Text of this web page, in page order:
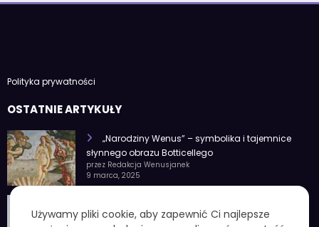
Polityka prywatności
OSTATNIE ARTYKUŁY
„Narodziny Wenus” – symbolika i tajemnice
słynnego obrazu Botticellego
przez Redakcja Wenusjanek
9 marca, 2025
cechy osobowości
Używamy pliki cookie, aby zapewnić Ci najlepsze